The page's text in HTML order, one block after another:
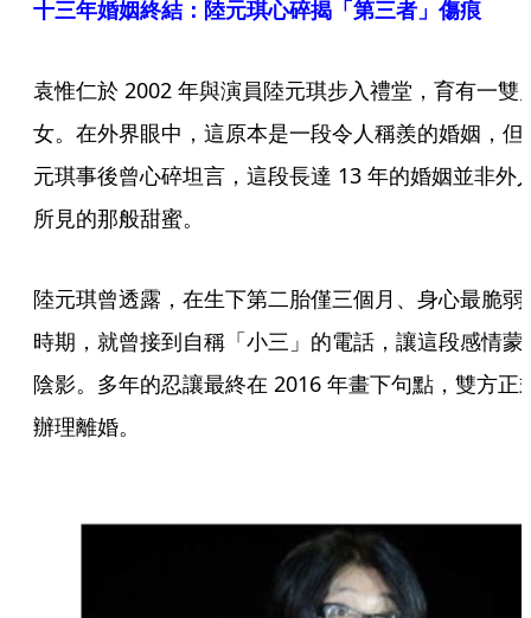
十三年婚姻終結：陸元琪心碎揭「第三者」傷痕
袁惟仁於 2002 年與演員陸元琪步入禮堂，育有一雙
女。在外界眼中，這原本是一段令人稱羨的婚姻，但
元琪事後曾心碎坦言，這段長達 13 年的婚姻並非外
所見的那般甜蜜。
陸元琪曾透露，在生下第二胎僅三個月、身心最脆弱
時期，就曾接到自稱「小三」的電話，讓這段感情蒙
陰影。多年的忍讓最終在 2016 年畫下句點，雙方正
辦理離婚。